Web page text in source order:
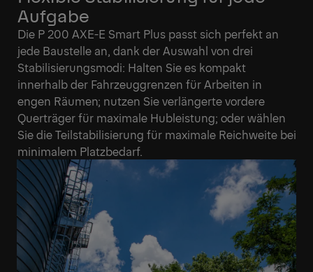
Aufgabe
Die P 200 AXE-E Smart Plus passt sich perfekt an
jede Baustelle an, dank der Auswahl von drei
Stabilisierungsmodi: Halten Sie es kompakt
innerhalb der Fahrzeuggrenzen für Arbeiten in
engen Räumen; nutzen Sie verlängerte vordere
Querträger für maximale Hubleistung; oder wählen
Sie die Teilstabilisierung für maximale Reichweite bei
minimalem Platzbedarf.